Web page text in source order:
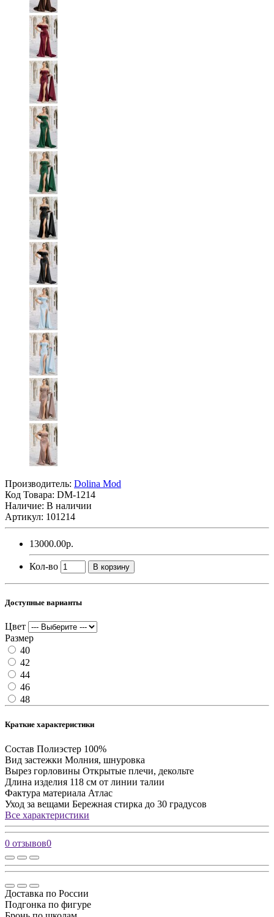
Производитель: Dolina Mod
Код Товара: DM-1214
Наличие: В наличии
Артикул: 101214
13000.00р.
Кол-во В корзину
Доступные варианты
Цвет
Размер
40
42
44
46
48
Краткие характеристики
Состав Полиэстер 100%
Вид застежки Молния, шнуровка
Вырез горловины Открытые плечи, декольте
Длина изделия 118 см от линии талии
Фактура материала Атлас
Уход за вещами Бережная стирка до 30 градусов
Все характеристики
0 отзывов0
Доставка по России
Подгонка по фигуре